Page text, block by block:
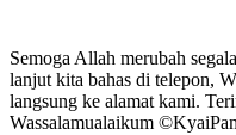
Semoga Allah merubah
lanjut kita bahas di telepon,
langsung ke alamat kami.
Wassalamualaikum